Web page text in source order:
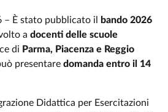
– È stato pubblicato il
bando 2026
a docenti delle scuole
di Parma, Piacenza e Reggio
presentare domanda entro il 14
Didattica per Esercitazioni